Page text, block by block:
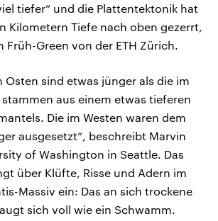
tiefer“ und die Plattentektonik hat
Kilometern Tiefe nach oben gezerrt,
Früh-Green von der ETH Zürich.
Osten sind etwas jünger als die im
aus einem etwas tieferen
Die im Westen waren dem
ausgesetzt“, beschreibt Marvin
of Washington in Seattle. Das
über Klüfte, Risse und Adern im
Massiv ein: Das an sich trockene
sich voll wie ein Schwamm.